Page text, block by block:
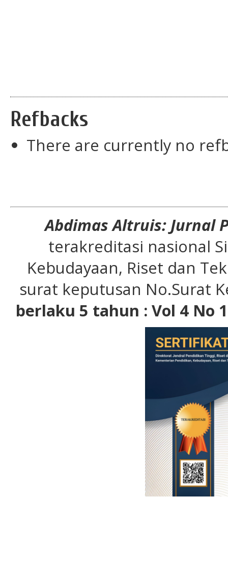
Refbacks
There are currently no
Abdimas Altruis: Jurnal
terakreditasi nasional
Kebudayaan, Riset dan
surat keputusan No.Surat
berlaku 5 tahun : Vol 4 No